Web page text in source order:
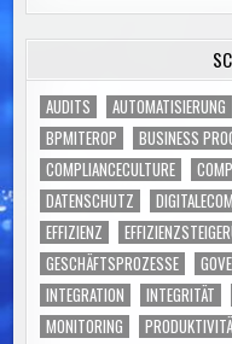
AUDITS AUTOMATISIERUNG
BPMITEROP
BUSINESS
COMPLIANCECULTURE
DATENSCHUTZ
EFFIZIENZ
GESCHÄFTSPROZESSE
INTEGRATION
INTEGRITÄT
MONITORING